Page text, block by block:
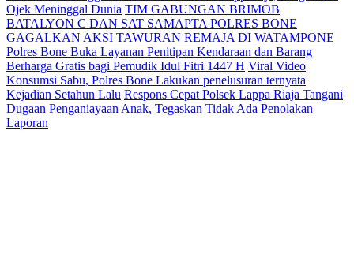
Ojek Meninggal Dunia TIM GABUNGAN BRIMOB
BATALYON C DAN SAT SAMAPTA POLRES BONE
GAGALKAN AKSI TAWURAN REMAJA DI WATAMPONE
Polres Bone Buka Layanan Penitipan Kendaraan dan Barang
Berharga Gratis bagi Pemudik Idul Fitri 1447 H Viral Video
Konsumsi Sabu, Polres Bone Lakukan penelusuran ternyata
Kejadian Setahun Lalu Respons Cepat Polsek Lappa Riaja Tangani
Dugaan Penganiayaan Anak, Tegaskan Tidak Ada Penolakan
Laporan